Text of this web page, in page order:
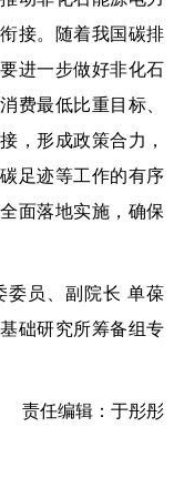
接。随着我国碳排
进一步做好非化石
费最低比重目标、
，形成政策合力，
足迹等工作的有序
面落地实施，确保
委员、副院长单葆
础研究所筹备组专
责任编辑：于彤彤